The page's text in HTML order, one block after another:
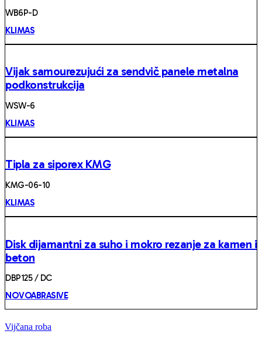
WB6P-D
KLIMAS
Vijak samourezujući za sendvič panele metalna
podkonstrukcija
WSW-6
KLIMAS
Tipla za siporex KMG
KMG-06-10
KLIMAS
Disk dijamantni za suho i mokro rezanje za kamen i
beton
DBP125 / DC
NOVOABRASIVE
Vijčana roba